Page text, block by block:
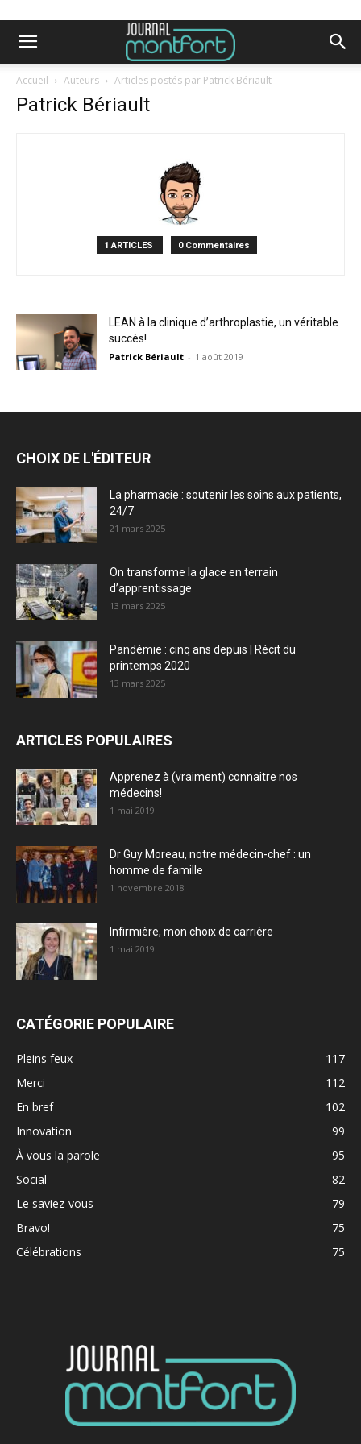
Accueil Auteurs Articles postés par Patrick Bériault
Patrick Bériault
1 ARTICLES 0 Commentaires
LEAN à la clinique d’arthroplastie, un véritable
succès!
Patrick Bériault - 1 août 2019
CHOIX DE L'ÉDITEUR
La pharmacie : soutenir les soins aux patients,
24/7
21 mars 2025
On transforme la glace en terrain
d’apprentissage
13 mars 2025
Pandémie : cinq ans depuis | Récit du
printemps 2020
13 mars 2025
ARTICLES POPULAIRES
Apprenez à (vraiment) connaitre nos
médecins!
1 mai 2019
Dr Guy Moreau, notre médecin-chef : un
homme de famille
1 novembre 2018
Infirmière, mon choix de carrière
1 mai 2019
CATÉGORIE POPULAIRE
Pleins feux
117
Merci
112
En bref
102
Innovation
99
À vous la parole
95
Social
82
Le saviez-vous
79
Bravo!
75
Célébrations
75